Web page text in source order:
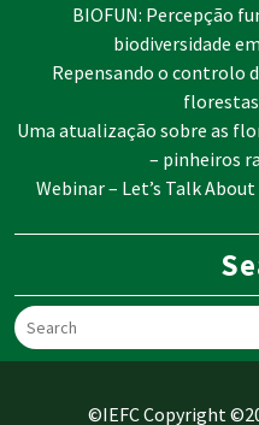
BIOFUN: Percepção
biodiversidade
Repensando o controlo
Uma atualização sobre as
– pinheiros
Webinar – Let’s Talk
©IEFC Copyright